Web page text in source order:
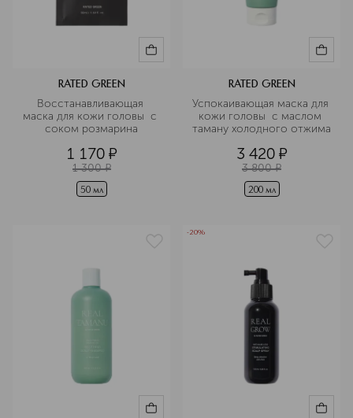
RATED GREEN
Восстанавливающая
маска для кожи головы  с
соком розмарина
1 170 ¤
1 300 ¤
50 мл
RATED GREEN
Успокаивающая маска для
кожи головы  с маслом
таману холодного отжима
3 420 ¤
3 800 ¤
200 мл
-20%